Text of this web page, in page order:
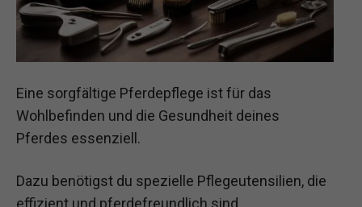
Eine sorgfältige Pferdepflege ist für das
Wohlbefinden und die Gesundheit deines
Pferdes essenziell.
Dazu benötigst du spezielle Pflegeutensilien, die
effizient und pferdefreundlich sind.